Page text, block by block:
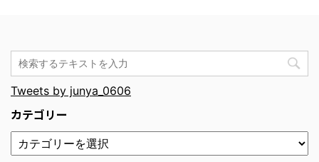
Tweets by junya_0606
カテゴリー